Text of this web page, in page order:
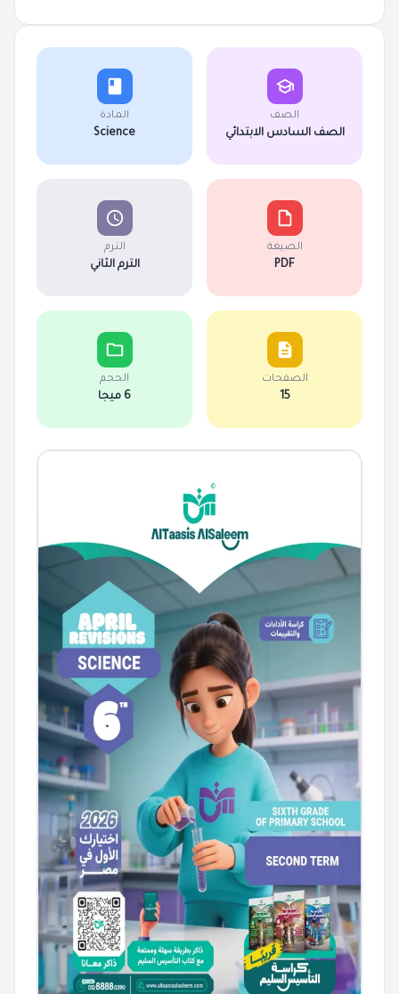
الصف
الصف السادس الابتدائي
المادة
Science
الصيغة
PDF
الترم
الترم الثاني
الصفحات
15
الحجم
6 ميجا